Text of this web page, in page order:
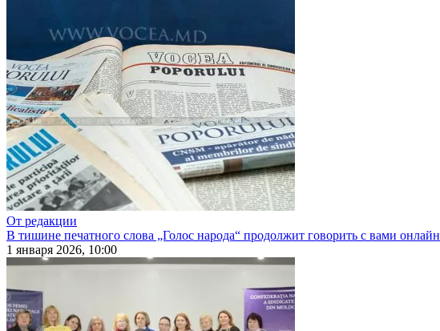
От редакции
В тишине печатного слова „Голос народа“ продолжит говорить с вами онлайн
1 января 2026, 10:00